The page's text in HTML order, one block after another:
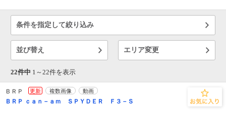
条件を指定して絞り込み
並び替え エリア変更
22件中 1～ 22件を表示
ＢＲＰ 更新 複数画像 動画
ＢＲＰ ｃａｎ－ａｍ ＳＰＹＤＥＲ Ｆ３－Ｓ